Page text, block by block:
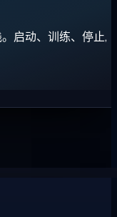
启动、训练、停止,